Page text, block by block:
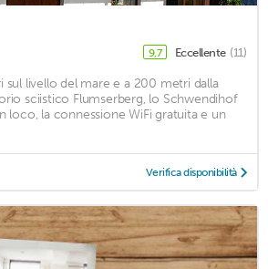
9,7 Eccellente (11)
sul livello del mare e a 200 metri dalla
sciistico Flumserberg, lo Schwendihof
loco, la connessione WiFi gratuita e un
Verifica disponibilità